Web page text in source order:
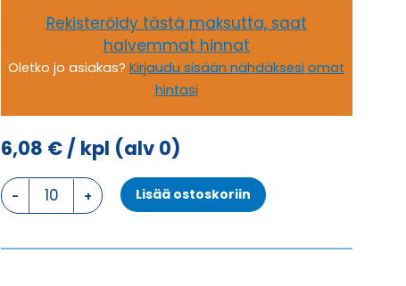
Rekisteröidy tästä maksutta, saat
halvemmat hinnat
Oletko jo asiakas?Kirjaudu sisään nähdäksesi omat
hintasi
6,08 €/ kpl (alv 0)
16A,
400V,
UROS
Lisää ostoskoriin